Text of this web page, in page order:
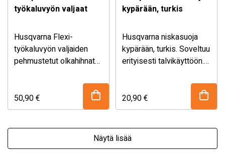
työkaluvyön valjaat
Husqvarna Flexi-
työkaluvyön valjaiden
pehmustetut olkahihnat
hartioilla ja parantavat
käyttömukavuutta. Ne
jakavat työkaluvyön
50,90€
kypärään, turkis
Husqvarna niskasuoja
kypärään, turkis. Soveltuu
erityisesti talvikäyttöön.
20,90€
Näytä lisää